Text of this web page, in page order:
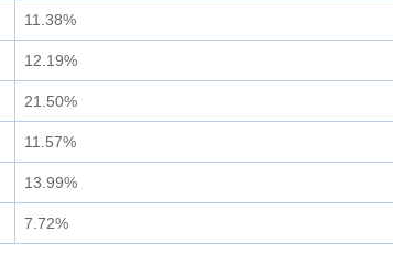
11.38%
12.19%
21.50%
11.57%
13.99%
7.72%